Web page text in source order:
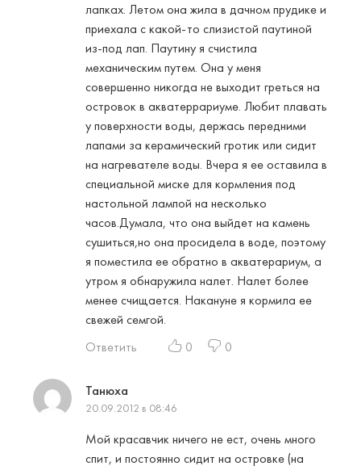
лапках. Летом она жила в дачном прудике и
приехала с какой-то слизистой паутиной
из-под лап. Паутину я счистила
механическим путем. Она у меня
совершенно никогда не выходит греться на
островок в акватеррариуме. Любит плавать
у поверхности воды, держась передними
лапами за керамический гротик или сидит
на нагревателе воды. Вчера я ее оставила в
специальной миске для кормления под
настольной лампой на несколько
часов.Думала, что она выйдет на камень
сушиться,но она просидела в воде, поэтому
я поместила ее обратно в акватерариум, а
утром я обнаружила налет. Налет более
менее счищается. Накануне я кормила ее
свежей семгой.
Ответить
0 0
Танюха
20.09.2012 в 08:46
Мой красавчик ничего не ест, очень много
спит, и постоянно сидит на островке (на